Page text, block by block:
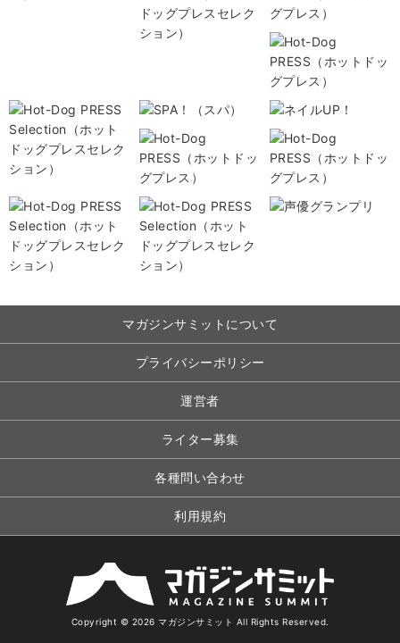
マガジンサミットについて
プライバシーポリシー
運営者
ライター募集
各種問い合わせ
利用規約
Copyright © 2026 マガジンサミット All Rights Reserved.